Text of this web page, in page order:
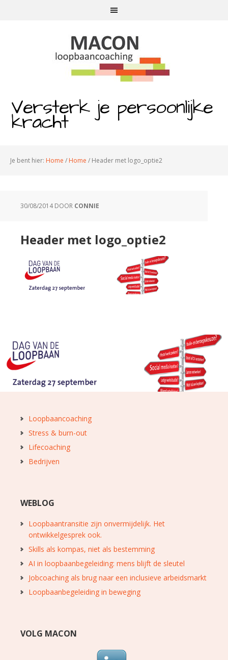
Versterk je persoonlijke
kracht
Je bent hier: Home / Home / Header met logo_optie2
30/08/2014DOOR CONNIE
Header met logo_optie2
Loopbaancoaching
Stress & burn-out
Lifecoaching
Bedrijven
WEBLOG
Loopbaantransitie zijn onvermijdelijk. Het
ontwikkelgesprek ook.
Skills als kompas, niet als bestemming
AI in loopbaanbegeleiding: mens blijft de sleutel
Jobcoaching als brug naar een inclusieve arbeidsmarkt
Loopbaanbegeleiding in beweging
VOLG MACON